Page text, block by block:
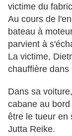
victime du
Au cours de
bateau à
parvient à
La victime,
chauffière dans
Dans sa
cabane au
être le tueur en
Jutta Reike.